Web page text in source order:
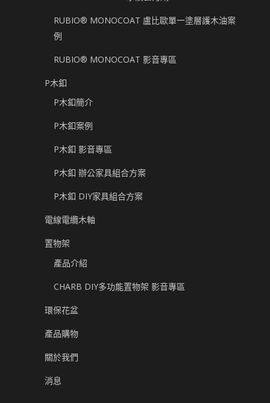
RUBIO® MONOCOAT 盧比歐單一塗層護木油案
例
RUBIO® MONOCOAT 影音專區
P木釦
P木釦簡介
P木釦案例
P木釦 影音專區
P木釦 辦公家具組合方案
P木釦 DIY家具組合方案
電線電纜木軸
置物架
產品介紹
CHARB DIY多功能置物架 影音專區
環保花盆
產品購物
關於我們
消息